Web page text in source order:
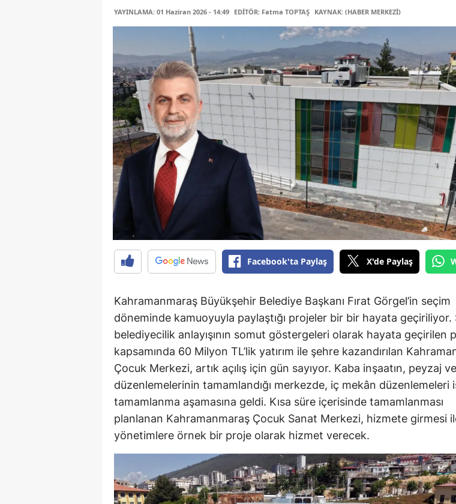
YAYINLAMA: 01 Haziran 2026 - 14:49 EDİTÖR: Fatma TOPTAŞ KAYNAK: (HABER MERKEZİ)
Facebook'ta Paylaş X'de Paylaş
Kahramanmaraş Büyükşehir Belediye Başkanı Fırat Görgel’in seçim
döneminde kamuoyuyla paylaştığı projeler bir bir hayata geçiriliyor.
belediyecilik anlayışının somut göstergeleri olarak hayata geçirilen
kapsamında 60 Milyon TL’lik yatırım ile şehre kazandırılan
Çocuk Merkezi, artık açılış için gün sayıyor. Kaba inşaatın, peyzaj
düzenlemelerinin tamamlandığı merkezde, iç mekân düzenlemeleri
tamamlanma aşamasına geldi. Kısa süre içerisinde tamamlanması
planlanan Kahramanmaraş Çocuk Sanat Merkezi, hizmete girmesi
yönetimlere örnek bir proje olarak hizmet verecek.